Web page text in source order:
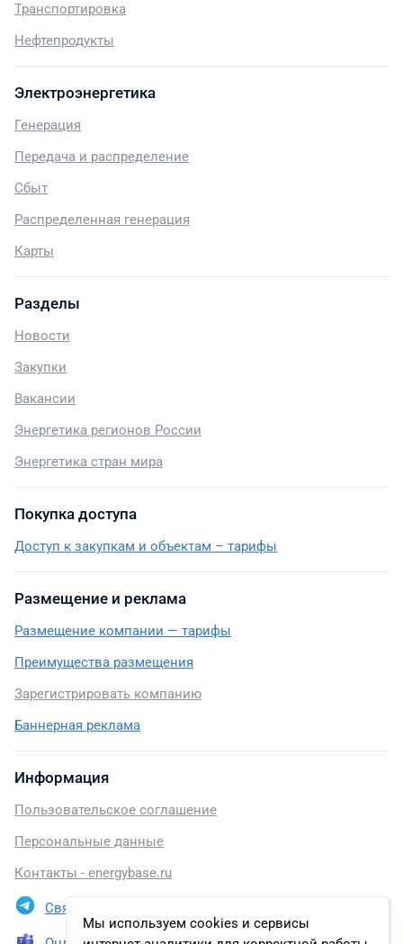
Мы используем cookies и сервисы
Транспортировка
Нефтепродукты
Электроэнергетика
Генерация
Передача и распределение
Сбыт
Распределенная генерация
Карты
Разделы
Новости
Закупки
Вакансии
Энергетика регионов России
Энергетика стран мира
Покупка доступа
Доступ к закупкам и объектам – тарифы
Размещение и реклама
Размещение компании — тарифы
Преимущества размещения
Зарегистрировать компанию
Баннерная реклама
Информация
Пользовательское соглашение
Персональные данные
Контакты - energybase.ru
Связаться в Telegram